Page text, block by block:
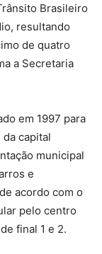
Brasileiro
resultando
de quatro
a Secretaria
em 1997 para
capital
municipal
e
acordo com o
pelo centro
final 1 e 2.